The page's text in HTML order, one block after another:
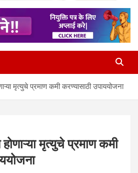
मृत्युचे प्रमाण कमी करण्यासाठी उपाययोजना
मृत्युचे प्रमाण कमी